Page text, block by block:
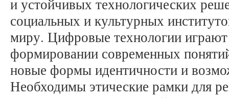
и устойчивых технологических
социальных и культурных
миру. Цифровые технологии
формировании современных
новые формы идентичности и
Необходимы этические рамки для